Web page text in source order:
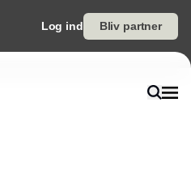
Log ind Bliv partner